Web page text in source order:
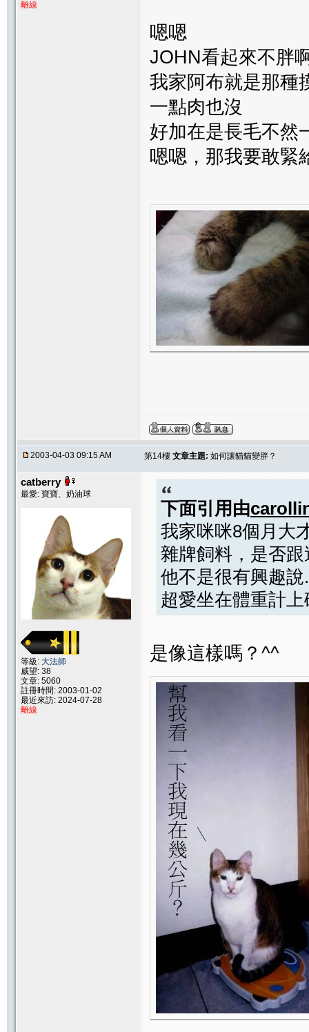
離線
嗯嗯
JOHN看起來不胖
我家阿布就是那種
一點肉也沒
好加在是長毛不然
嗯嗯，那我要敢緊
2003-04-03 09:15 AM 第14樓 文章主題: 如何讓貓貓變胖？
catberry
最愛: 寶寶、奶油球
等級: 大法師
威望: 38
文章: 5060
註冊時間: 2003-01-02
最近來訪: 2024-07-28
離線
下面引用由
我家咪咪8個月大
雜牌飼料，是否
他不是很有興趣
超愛坐在體重計
是像這樣嗎？^^